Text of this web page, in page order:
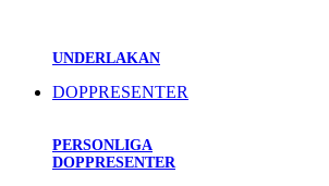
UNDERLAKAN
DOPPRESENTER
PERSONLIGA
DOPPRESENTER